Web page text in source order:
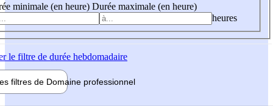
minimale (en heure) Durée maximale (en heure)
heures
le filtre de durée hebdomadaire
filtres de Domaine professionnel